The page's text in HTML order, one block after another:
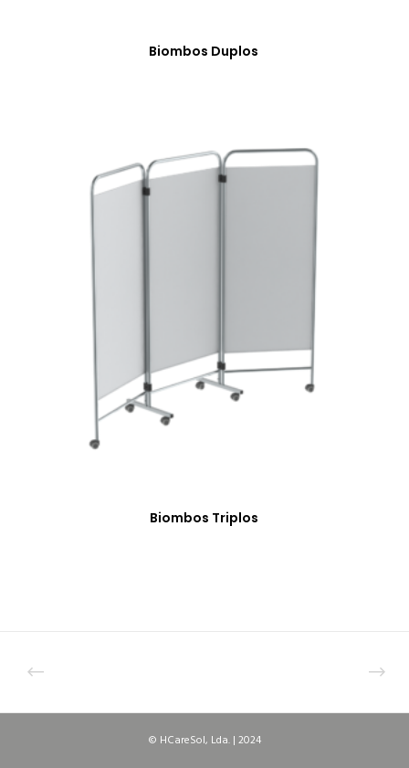
Biombos Duplos
Biombos Triplos
© HCareSol, Lda. | 2024